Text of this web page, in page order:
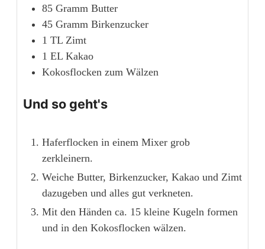
85 Gramm Butter
45 Gramm Birkenzucker
1 TL Zimt
1 EL Kakao
Kokosflocken zum Wälzen
Und so geht's
Haferflocken in einem Mixer grob
zerkleinern.
Weiche Butter, Birkenzucker, Kakao und Zimt
dazugeben und alles gut verkneten.
Mit den Händen ca. 15 kleine Kugeln formen
und in den Kokosflocken wälzen.